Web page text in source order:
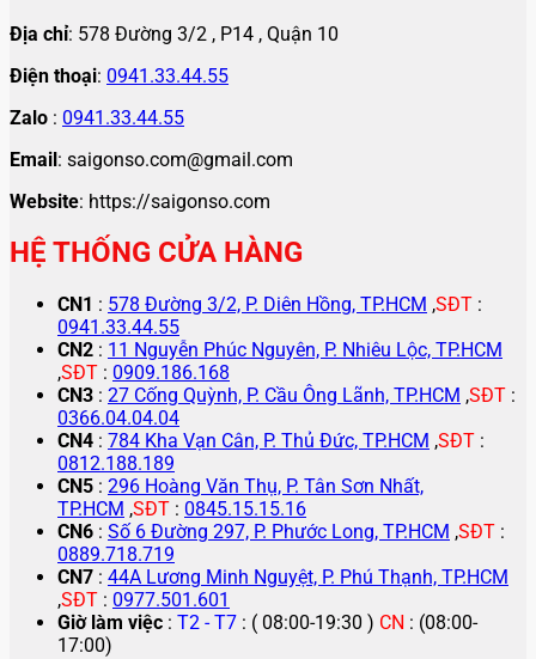
Địa chỉ: 578 Đường 3/2 , P14 , Quận 10
Điện thoại: 0941.33.44.55
Zalo : 0941.33.44.55
Email: saigonso.com@gmail.com
Website: https://saigonso.com
HỆ THỐNG CỬA HÀNG
CN1 : 578 Đường 3/2, P. Diên Hồng, TP.HCM ,SĐT :
0941.33.44.55
CN2 : 11 Nguyễn Phúc Nguyên, P. Nhiêu Lộc, TP.HCM
,SĐT : 0909.186.168
CN3 : 27 Cống Quỳnh, P. Cầu Ông Lãnh, TP.HCM ,SĐT :
0366.04.04.04
CN4 : 784 Kha Vạn Cân, P. Thủ Đức, TP.HCM ,SĐT :
0812.188.189
CN5 : 296 Hoàng Văn Thụ, P. Tân Sơn Nhất,
TP.HCM ,SĐT : 0845.15.15.16
CN6 : Số 6 Đường 297, P. Phước Long, TP.HCM ,SĐT :
0889.718.719
CN7 : 44A Lương Minh Nguyệt, P. Phú Thạnh, TP.HCM
,SĐT : 0977.501.601
Giờ làm việc : T2 - T7 : ( 08:00-19:30 ) CN : (08:00-
17:00)